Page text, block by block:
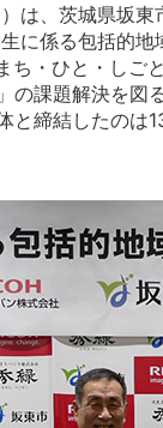
は、茨城県坂
係る包括的地
・ひと・し
課題解決を図
締結したのは